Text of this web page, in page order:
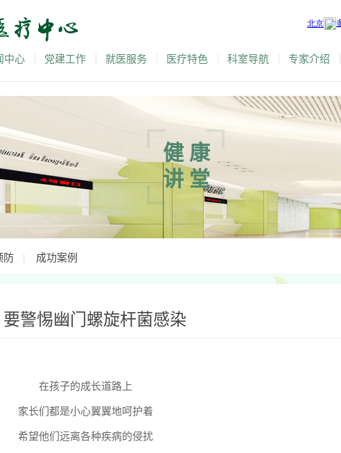
中心 党建工作 就医服务 医疗特色 科室导航 专家介绍
健康
讲堂
防 成功案例
警惕幽门螺旋杆菌感染
在孩子的成长道路上
家长们都是小心翼翼地呵护着
希望他们远离各种疾病的侵扰